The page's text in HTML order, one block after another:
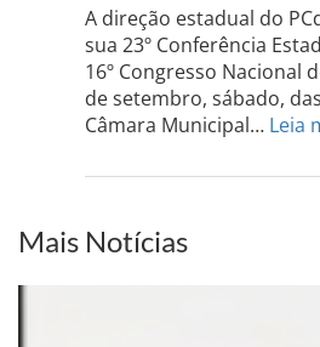
A direção estadual do
sua 23º Conferência
16º Congresso Nacional
de setembro, sábado,
Câmara Municipal… Leia
Mais Notícias